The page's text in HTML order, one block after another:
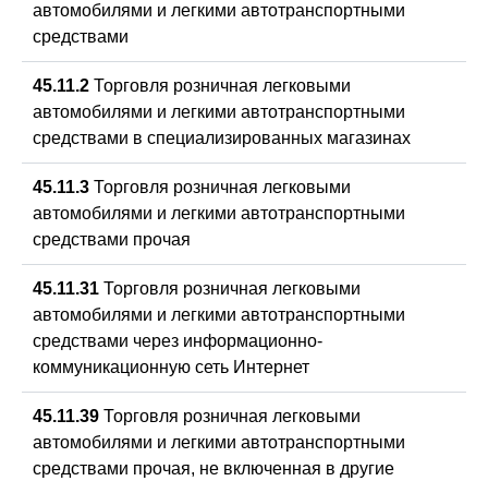
автомобилями и легкими автотранспортными
средствами
45.11.2 Торговля розничная легковыми
автомобилями и легкими автотранспортными
средствами в специализированных магазинах
45.11.3 Торговля розничная легковыми
автомобилями и легкими автотранспортными
средствами прочая
45.11.31 Торговля розничная легковыми
автомобилями и легкими автотранспортными
средствами через информационно-
коммуникационную сеть Интернет
45.11.39 Торговля розничная легковыми
автомобилями и легкими автотранспортными
средствами прочая, не включенная в другие